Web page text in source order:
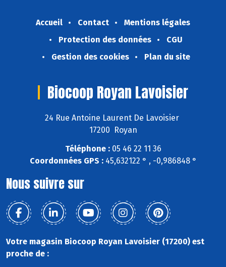
Accueil Contact
Mentions légales
Protection des données
CGU
Gestion des cookies
Plan du site
Biocoop Royan Lavoisier
24 Rue Antoine Laurent De Lavoisier
17200 Royan
Téléphone :05 46 22 11 36
Coordonnées GPS :45,632122 ° , -0,986848 °
Nous suivre sur
Votre magasin Biocoop Royan Lavoisier (17200) est
proche de :